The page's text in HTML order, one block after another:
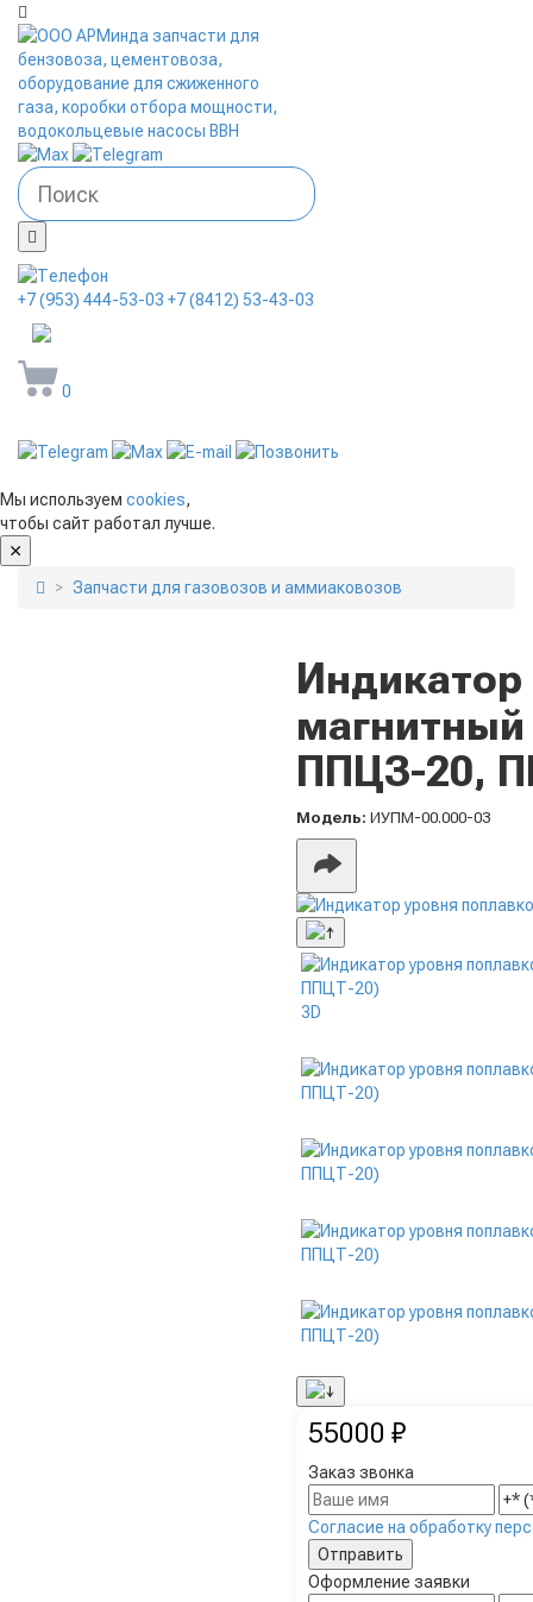
+7 (953) 444-53-03 +7 (8412) 53-43-03
0
Мы используем cookies,
чтобы сайт работал лучше.
Запчасти для газовозов и аммиаковозов
ППЦЗ-20,
Модель: ИУПМ-00.000-03
3D
55000 ₽
Заказ звонка
Согласие на обработку
Оформление заявки